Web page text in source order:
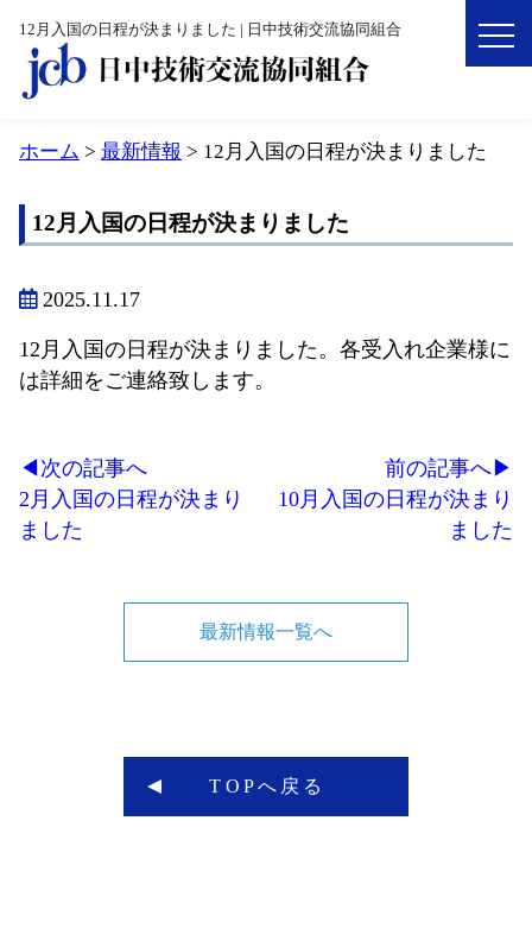
12月入国の日程が決まりました | 日中技術交流協同組合
ホーム > 最新情報 > 12月入国の日程が決まりました
12月入国の日程が決まりました
2025.11.17
12月入国の日程が決まりました。各受入れ企業様に
は詳細をご連絡致します。
◀︎次の記事へ
2月入国の日程が決まり
ました
前の記事へ▶︎
10月入国の日程が決まり
ました
最新情報一覧へ
TOPへ戻る